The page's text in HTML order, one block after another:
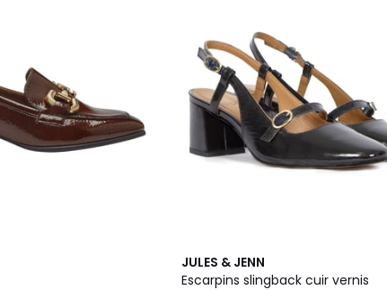
JULES & JENN
Escarpins slingback cuir vernis
5
Couleurs